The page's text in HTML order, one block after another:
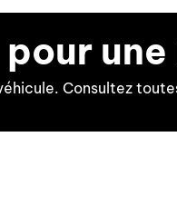
Consultez